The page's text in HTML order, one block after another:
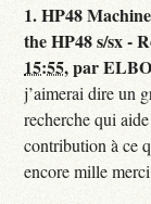
1.HP48
the HP48 s/sx -
15:55,par
j’aimerai dire un
recherche qui
contribution à ce
encore mille